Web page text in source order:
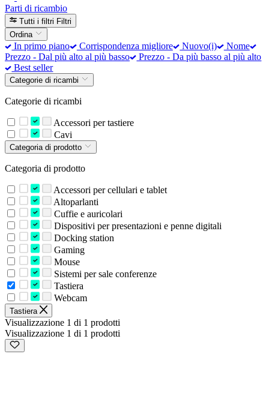
Parti di ricambio
Tutti i filtri Filtri
Ordina
In primo piano Corrispondenza migliore Nuovo(i)
Nome
Prezzo - Dal più alto al più basso
Prezzo - Da più basso al più alto
Best seller
Categorie di ricambi
Categorie di ricambi
Accessori per tastiere
Cavi
Categoria di prodotto
Categoria di prodotto
Accessori per cellulari e tablet
Altoparlanti
Cuffie e auricolari
Dispositivi per presentazioni e penne digitali
Docking station
Gaming
Mouse
Sistemi per sale conferenze
Tastiera
Webcam
Tastiera
Visualizzazione 1 di 1 prodotti
Visualizzazione 1 di 1 prodotti